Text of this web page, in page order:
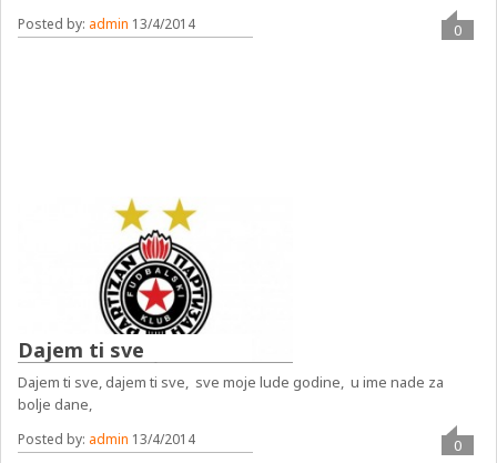
Posted by: admin 13/4/2014 0
Dajem ti sve
Dajem ti sve, dajem ti sve, sve moje lude godine, u ime nade za
bolje dane,
Posted by: admin 13/4/2014 0